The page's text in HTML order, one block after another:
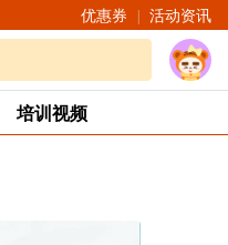
优惠券 | 活动资讯
培训视频